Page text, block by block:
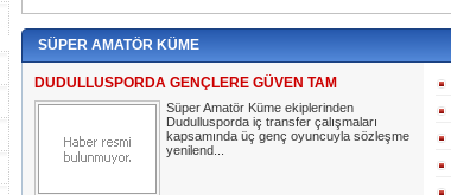
SÜPER AMATÖR KÜME
DUDULLUSPORDA GENÇLERE GÜVEN TAM
Süper Amatör Küme ekiplerinden
Dudullusporda iç transfer çalışmaları
kapsamında üç genç oyuncuyla sözleşme
yenilend...